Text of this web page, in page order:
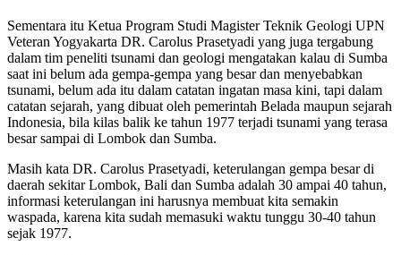
Sementara itu Ketua Program Studi Magister Teknik Geologi UPN
Veteran Yogyakarta DR. Carolus Prasetyadi yang juga tergabung
dalam tim peneliti tsunami dan geologi mengatakan kalau di Sumba
saat ini belum ada gempa-gempa yang besar dan menyebabkan
tsunami, belum ada itu dalam catatan ingatan masa kini, tapi dalam
catatan sejarah, yang dibuat oleh pemerintah Belada maupun sejarah
Indonesia, bila kilas balik ke tahun 1977 terjadi tsunami yang terasa
besar sampai di Lombok dan Sumba.
Masih kata DR. Carolus Prasetyadi, keterulangan gempa besar di
daerah sekitar Lombok, Bali dan Sumba adalah 30 ampai 40 tahun,
informasi keterulangan ini harusnya membuat kita semakin
waspada, karena kita sudah memasuki waktu tunggu 30-40 tahun
sejak 1977.